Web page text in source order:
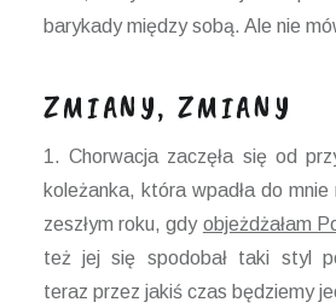
barykady między sobą. Ale nie
ZMIANY, ZMIANY
1. Chorwacja zaczęła się od
koleżanka, która wpadła do
zeszłym roku, gdy objeżdżałam
też jej się spodobał taki styl
teraz przez jakiś czas będziemy